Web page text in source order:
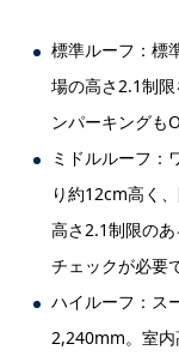
標準ルーフ：標
場の高さ2.1制
ンパーキングも
ミドルルーフ：
り約12cm高く
高さ2.1制限の
チェックが必要
ハイルーフ：ス
2,240mm。室内